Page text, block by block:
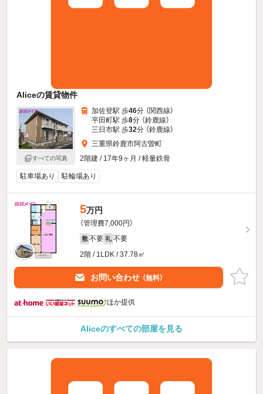
Aliceの賃貸物件
すべての写真
加佐登駅 歩46分 （関西線）
平田町駅 歩8分 （鈴鹿線）
三日市駅 歩32分 （鈴鹿線）
三重県鈴鹿市阿古曽町
2階建 / 17年9ヶ月 / 軽量鉄骨
駐車場あり 駐輪場あり
5万円
（管理費7,000円）
敷 不要 礼 不要
2階 / 1LDK / 37.78㎡
お問い合わせ （無料）
ほか提供
Aliceのすべての部屋を見る